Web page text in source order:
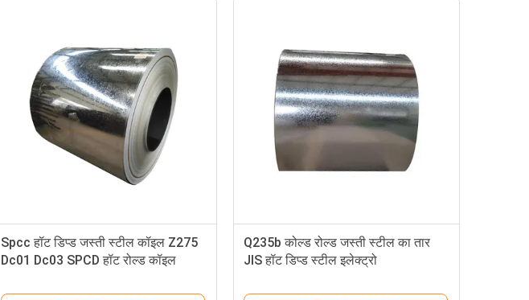
Spcc हॉट डिप्ड जस्ती स्टील कॉइल Z275
Dc01 Dc03 SPCD हॉट रोल्ड कॉइल
Q235b कोल्ड रोल्ड जस्ती स्टील का तार
JIS हॉट डिप्ड स्टील इलेक्ट्रो